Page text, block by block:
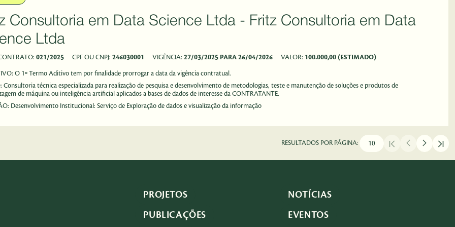
em Data Science Ltda - Fritz Consultoria em Data
Ltda
021/2025 CPF OU CNPJ:246030001 VIGÊNCIA:27/03/2025 PARA 26/04/2026 VALOR: 100.000,00 (ESTIMADO)
O 1º Termo Aditivo tem por finalidade prorrogar a data da vigência contratual.
Consultoria técnica especializada para realização de pesquisa e desenvolvimento de metodologias, teste e manutenção de soluções e produtos de
de máquina ou inteligência artificial aplicados a bases de dados de interesse da CONTRATANTE.
Desenvolvimento Institucional: Serviço de Exploração de dados e visualização da informação
RESULTADOS POR PÁGINA:
PROJETOS
NOTÍCIAS
PUBLICAÇÕES
EVENTOS